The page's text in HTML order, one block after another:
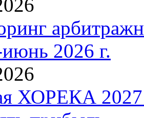
2026 г.
ХОРЕКА 2027: